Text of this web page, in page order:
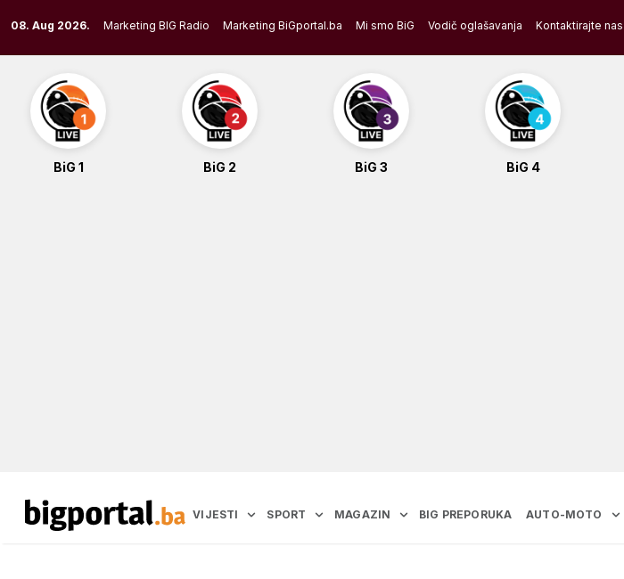
to
content
08. Aug 2026. Marketing BIG Radio Marketing BiGportal.ba Mi smo BiG Vodič oglašavanja Kontaktirajte nas
BiG 1 BiG 2 BiG 3 BiG 4
VIJESTI SPORT MAGAZIN BIG PREPORUKA AUTO-MOTO